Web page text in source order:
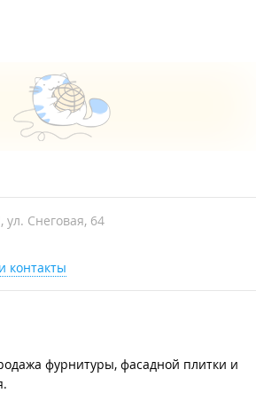
ул. Снеговая, 64
контакты
фурнитуры, фасадной плитки и